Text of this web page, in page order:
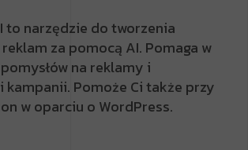
to narzędzie do tworzenia
za pomocą AI. Pomaga w
na reklamy i
Pomoże Ci także przy
w oparciu o WordPress.